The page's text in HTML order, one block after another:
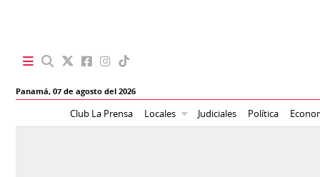
Panamá,07 de agosto del 2026
Club La Prensa Locales Judiciales Política
BBC